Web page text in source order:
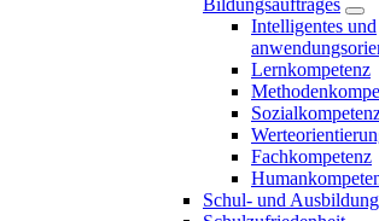
Bildungsauftrages
Intelligentes und
Lernkompetenz
Fachkompetenz
Schul- und